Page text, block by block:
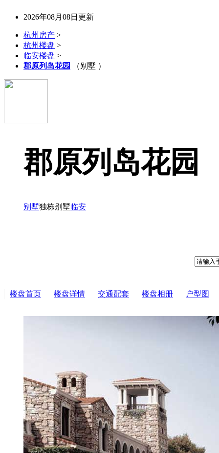
2026年08月08日更新
杭州房产 >
杭州楼盘 >
临安楼盘 >
郡原列岛花园
（别墅 ）
郡原列岛花园
别墅独栋别墅临安
楼盘首页 楼盘详情 交通配套 楼盘相册 户型图